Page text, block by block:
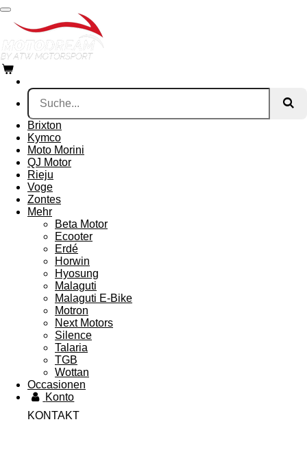
Zum
Hauptinhalt
springen
Brixton
Kymco
Moto Morini
QJ Motor
Rieju
Voge
Zontes
Mehr
Beta Motor
Ecooter
Erdé
Horwin
Hyosung
Malaguti
Malaguti E-Bike
Motron
Next Motors
Silence
Talaria
TGB
Wottan
Occasionen
Konto
KONTAKT